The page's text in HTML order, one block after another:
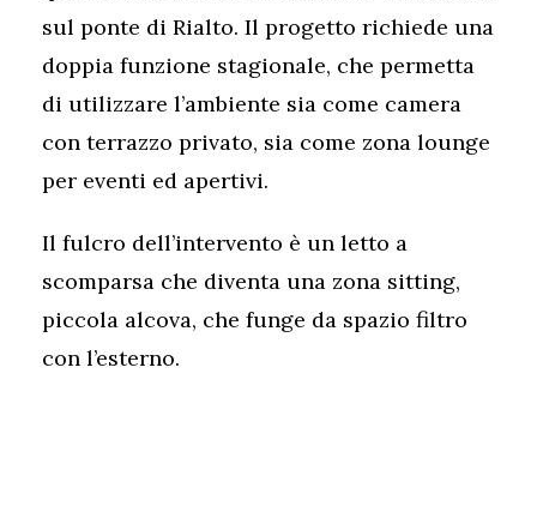
sul ponte di Rialto. Il progetto richiede una
doppia funzione stagionale, che permetta
di utilizzare l’ambiente sia come camera
con terrazzo privato, sia come zona lounge
per eventi ed apertivi.
Il fulcro dell’intervento è un letto a
scomparsa che diventa una zona sitting,
piccola alcova, che funge da spazio filtro
con l’esterno.